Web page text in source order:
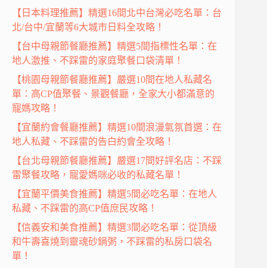
【日本料理推薦】精選16間北中台灣必吃名單：台
北/台中/宜蘭等6大城市日料全攻略！
【台中母親節餐廳推薦】精選5間指標性名單：在
地人激推、不踩雷的家庭聚餐口袋清單！
【桃園母親節餐廳推薦】嚴選10間在地人私藏名
單：高CP值聚餐、景觀餐廳，全家大小都滿意的
寵媽攻略！
【宜蘭約會餐廳推薦】精選10間浪漫氣氛首選：在
地人私藏、不踩雷的告白約會全攻略！
【台北母親節餐廳推薦】嚴選17間好評名店：不踩
雷聚餐攻略，寵愛媽咪必收的私藏名單！
【宜蘭平價美食推薦】精選5間必吃名單：在地人
私藏、不踩雷的高CP值庶民攻略！
【信義安和美食推薦】精選3間必吃名單：從頂級
和牛壽喜燒到靈魂砂鍋粥，不踩雷的私房口袋名
單！